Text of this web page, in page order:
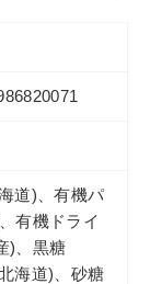
道)、有機パ
有機ドライ
)、黒糖
海道)、砂糖